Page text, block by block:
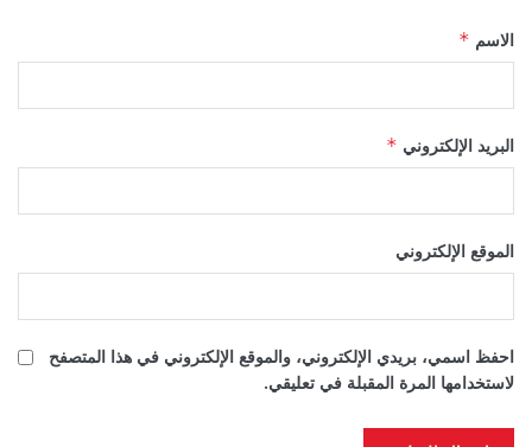
الاسم *
البريد الإلكتروني *
الموقع الإلكتروني
احفظ اسمي، بريدي الإلكتروني، والموقع الإلكتروني في هذا المتصفح
لاستخدامها المرة المقبلة في تعليقي.